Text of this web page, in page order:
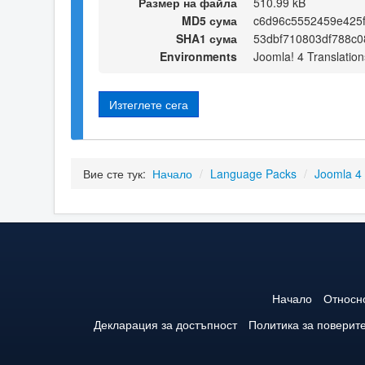
MD5 сума
SHA1 сума
Environments
Joomla! 4
Изтеглете сега
Вие сте тук: Начало / Language Packs / Joomla
Начало
Декларация за достъпност
Политика за